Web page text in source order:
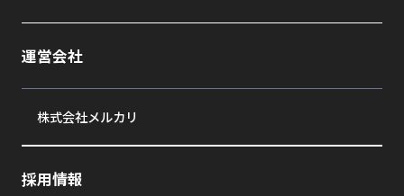
運営会社
株式会社メルカリ
採用情報